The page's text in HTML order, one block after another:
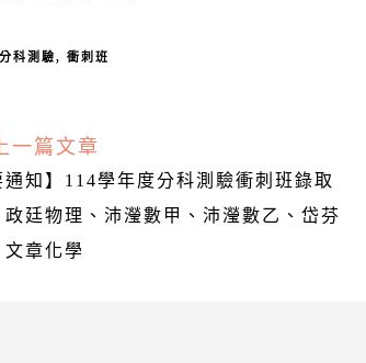
分科測驗, 衝刺班
一篇文章
通知】114學年度分科測驗衝刺班錄取
政廷物理、沛瀅數甲、沛瀅數乙、岱芬
文章化學